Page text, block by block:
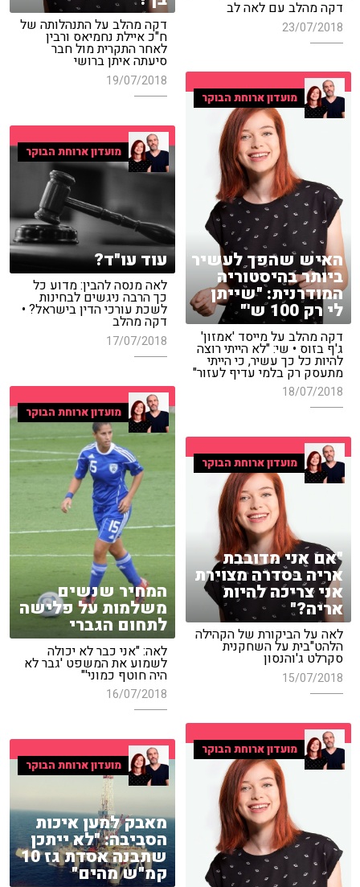
דקה מהלב עם לאה לב
23/07/2018 דקה מהלב על התנהלותה של
ח"כ איילת נחמיאס ורבין
לאחר התקרית מול חבר
סיעתה איתן ברושי
19/07/2018
מועדון ארוחת הבוקר
האיש שהפך לעשיר
ביותר בהיסטוריה
המודרנית: "שייתן
לי רק 100 ש'"
דקה מהלב על מייסד 'אמזון'
ג'ף בזוס • שי: "לא הייתי רוצה
להיות כל כך עשיר, כי הייתי
מתעסק רק בלמי עדיף לעזור"
18/07/2018
מועדון ארוחת הבוקר
עוד עו"ד?
לאה מנסה להבין: מדוע כל
כך הרבה ניגשים לבחינות
לשכת עורכי הדין בישראל? •
דקה מהלב
17/07/2018
מועדון ארוחת הבוקר
המחיר שנשים
משלמות על פלישה
לתחום הגברי
לאה: "אני כבר לא יכולה
לשמוע את המשפט 'גבר לא
היה חוטף כמוני'"
16/07/2018
מועדון ארוחת הבוקר
"אם אני מדובבת
אריה בסדרה מצוירת
אני צריכה להיות
אריה?"
לאה על הביקורת של הקהילה
הלהט"בית על השחקנית
סקרלט ג'והנסון
15/07/2018
מועדון ארוחת הבוקר
מועדון ארוחת הבוקר
מאבק למען איכות
הסביבה: "לא ייתכן
שתבנה אסדת גז 10
קמ"ש מהים"